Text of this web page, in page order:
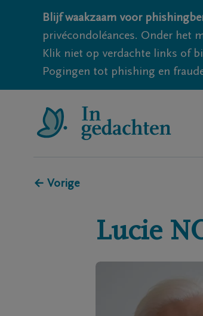
Blijf waakzaam voor
privécondoléances. Onder het
Klik niet op verdachte links of
Pogingen tot phishing en
← Vorige
Lucie